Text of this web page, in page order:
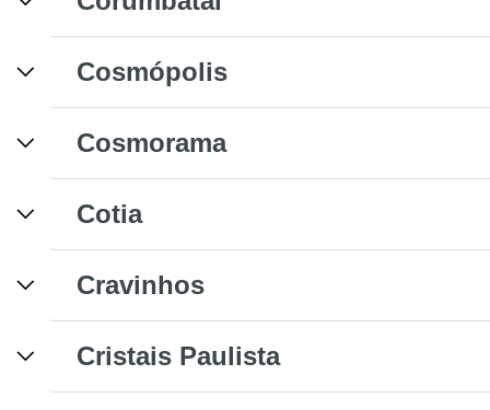
Cosmópolis
Cosmorama
Cotia
Cravinhos
Cristais Paulista